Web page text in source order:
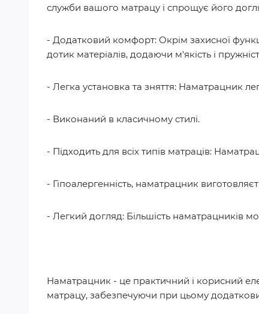
служби вашого матрацу і спрощує його
- Додатковий комфорт: Окрім захисної
дотик матеріалів, додаючи м'якість і
- Легка установка та зняття: Наматрацник
- Виконаний в класичному стилі.
- Підходить для всіх типів матраців:
- Гіпоалергенність, наматрацник
- Легкий догляд: Більшість наматрацників
Наматрацник - це практичний і корисний
матрацу, забезпечуючи при цьому